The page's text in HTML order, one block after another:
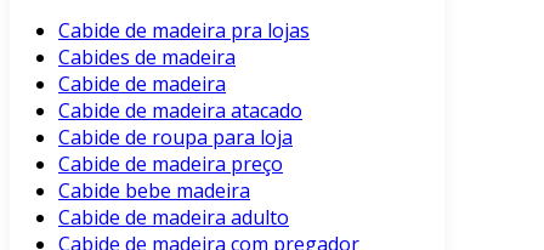
Cabide de madeira pra lojas
Cabides de madeira
Cabide de madeira
Cabide de madeira atacado
Cabide de roupa para loja
Cabide de madeira preço
Cabide bebe madeira
Cabide de madeira adulto
Cabide de madeira com pregador